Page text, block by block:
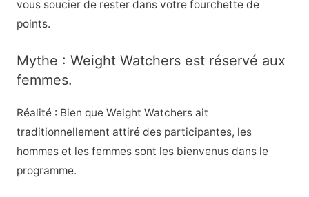
vous soucier de rester dans votre fourchette de
points.
Mythe : Weight Watchers est réservé aux
femmes.
Réalité : Bien que Weight Watchers ait
traditionnellement attiré des participantes, les
hommes et les femmes sont les bienvenus dans le
programme.